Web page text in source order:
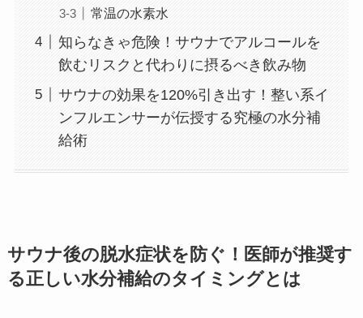
常温の水素水
知らなきゃ危険！サウナでアルコールを
飲むリスクと代わりに摂るべき飲み物
サウナの効果を120%引き出す！整い系イ
ンフルエンサーが伝授する究極の水分補
給術
サウナ後の脱水症状を防ぐ！医師が推奨す
る正しい水分補給のタイミングとは